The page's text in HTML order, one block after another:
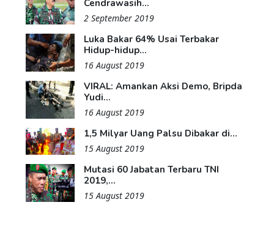
Cendrawasih...
2 September 2019
Luka Bakar 64% Usai Terbakar
Hidup-hidup...
16 August 2019
VIRAL: Amankan Aksi Demo, Bripda
Yudi...
16 August 2019
1,5 Milyar Uang Palsu Dibakar di...
15 August 2019
Mutasi 60 Jabatan Terbaru TNI
2019,...
15 August 2019